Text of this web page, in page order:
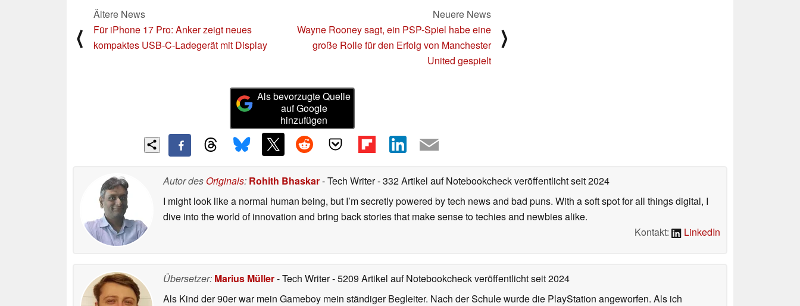
⟨
Ältere News
Für iPhone 17 Pro: Anker zeigt neues
kompaktes USB-C-Ladegerät mit Display
Neuere News
Wayne Rooney sagt, ein PSP-Spiel habe eine
große Rolle für den Erfolg von Manchester
United gespielt
⟩
Als bevorzugte Quelle
auf Google
hinzufügen
Autor des Originals: Rohith Bhaskar- Tech Writer- 332 Artikel auf Notebookcheck veröffentlichtseit 2024
I might look like a normal human being, but I’m secretly powered by tech news and bad puns. With a soft spot for all things digital, I
dive into the world of innovation and bring back stories that make sense to techies and newbies alike.
Kontakt:
LinkedIn
Übersetzer: Marius Müller- Tech Writer- 5209 Artikel auf Notebookcheck veröffentlichtseit 2024
Als Kind der 90er war mein Gameboy mein ständiger Begleiter. Nach der Schule wurde die PlayStation angeworfen. Als ich